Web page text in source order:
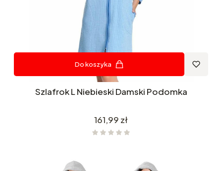
Do koszyka
Szlafrok L Niebieski Damski Podomka
Cena
161,99 zł